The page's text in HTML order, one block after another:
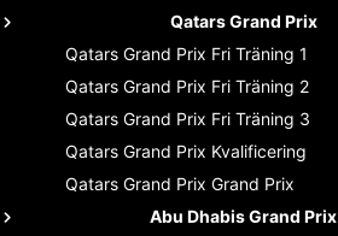
Qatars Grand Prix
Qatars Grand Prix Fri Träning 1
Qatars Grand Prix Fri Träning 2
Qatars Grand Prix Fri Träning 3
Qatars Grand Prix Kvalificering
Qatars Grand Prix Grand Prix
Abu Dhabis Grand Prix